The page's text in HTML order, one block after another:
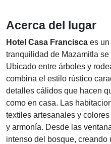
Acerca del lugar
Hotel Casa Francisca es
tranquilidad de Mazamitla
Ubicado entre árboles y
combina el estilo rústico
detalles cálidos que hacen
como en casa. Las
textiles artesanales y
y armonía. Desde las
intenso del bosque, creando